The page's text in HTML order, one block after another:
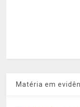
Matéria em